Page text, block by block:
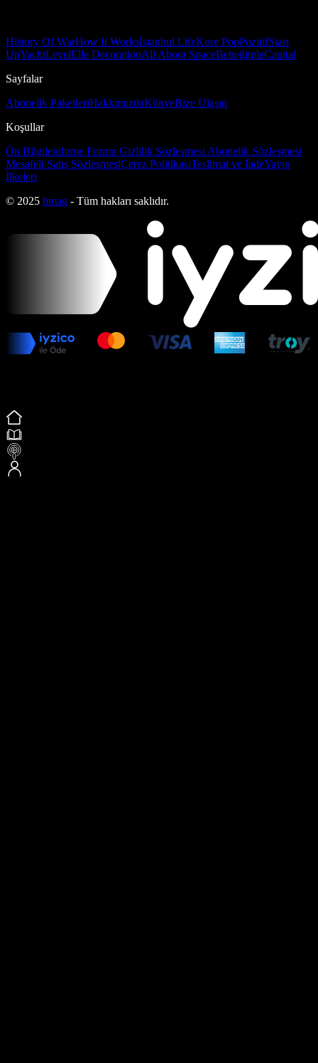
History Of WarHow It Worksİstanbul LifeKore PopPozitifStart
UpYachtLevelElle DecorationAll About SpaceBebeğimleCapital
Sayfalar
Abonelik PaketleriHakkımızdaKünyeBize Ulaşın
Koşullar
Ön Bilgilendirme Formu Gizlilik Sözleşmesi Abonelik Sözleşmesi
Mesafeli Satış SözleşmesiÇerez PolitikasıTeslimat ve İadeYayın
İlkeleri
© 2025 bmag - Tüm hakları saklıdır.